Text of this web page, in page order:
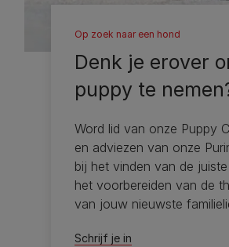
Op zoek naar een hond
Denk je erover
puppy te
Word lid van onze Puppy
en adviezen van onze
bij het vinden van de
het voorbereiden van de
van jouw nieuwste
Schrijf je in